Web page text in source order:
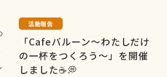
活動報告
「Cafeバルーン～わたしだけ
の一杯をつくろう～」を開催
しました☕💭